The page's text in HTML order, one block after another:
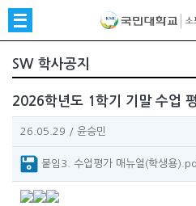
SW 학사공지
2026학년도 1학기 기말 수업
26.05.29 / 윤승민
붙임3. 수업평가 매뉴얼(학생용